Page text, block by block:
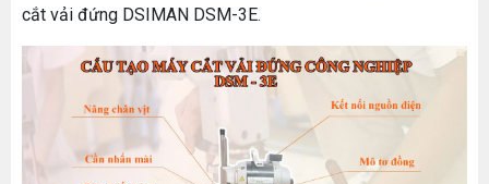
cắt vải đứng DSIMAN DSM-3E.